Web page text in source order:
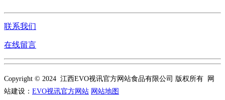
联系我们
在线留言
Copyright © 2024 江西EVO视讯官方网站食品有限公司 版权所有 网
站建设： EVO视讯官方网站 网站地图